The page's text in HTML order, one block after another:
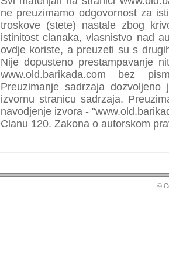
preuzimamo odgovornost za
troskove (stete) nastale zbog
istinitost clanaka, vlasnistvo nad
ovdje koriste, a preuzeti su s
Nije dopusteno prestampavanje
www.old.barikada.com bez
Preuzimanje sadrzaja
izvornu stranicu sadrzaja.
navodjenje izvora -
Clanu 120. Zakona o autorskom
©